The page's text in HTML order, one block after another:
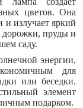
цветов. Она
излучает яркий
дорожки, пруды и
саду.
энергии,
для
или беседки.
элемент
подарком.